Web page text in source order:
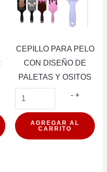
CEPILLO PARA PELO
CON DISEÑO DE
PALETAS Y OSITOS
-
PELO
CON
+
AGREGAR AL
CARRITO